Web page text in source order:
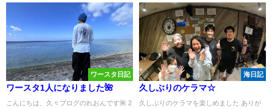
ワースタ日記
ワースタ1人になりました🌺
こんにちは、久々ブログのれおんです🌺 2
海日記
久しぶりのケラマ☆
久しぶりのケラマを楽しめました ありが